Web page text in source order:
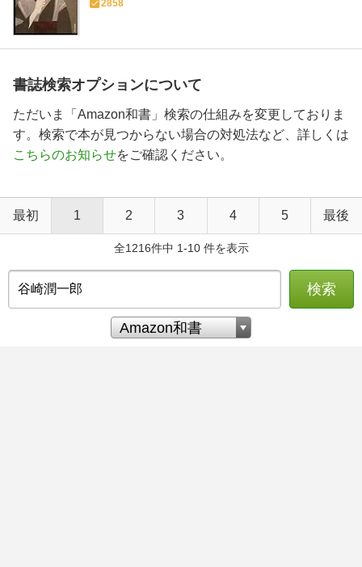
2858
書誌検索オプションについて
ただいま「Amazon和書」検索の仕組みを変更しておりま
す。検索で本が見つからない場合の対処法など、詳しくは
こちらのお知らせをご確認ください。
最初 1 2 3 4 5 最後
全1216件中 1-10 件を表示
検索